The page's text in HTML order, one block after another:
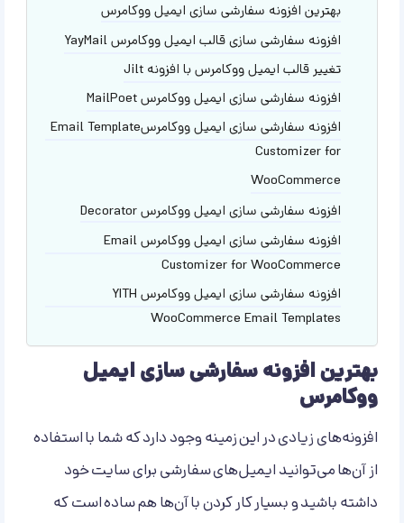
بهترین افزونه سفارشی سازی ایمیل ووکامرس
افزونه سفارشی سازی قالب ایمیل ووکامرس YayMail
تغییر قالب ایمیل ووکامرس با افزونه Jilt
افزونه سفارشی سازی ایمیل ووکامرس MailPoet
افزونه سفارشی سازی ایمیل ووکامرسEmail Template
Customizer for
WooCommerce
افزونه سفارشی سازی ایمیل ووکامرس Decorator
افزونه سفارشی سازی ایمیل ووکامرس Email
Customizer for WooCommerce
افزونه سفارشی سازی ایمیل ووکامرس YITH
WooCommerce Email Templates
بهترین افزونه سفارشی سازی ایمیل
ووکامرس
افزونه‌های زیادی در این زمینه وجود دارد که شما با استفاده
از آن‌ها می‌توانید ایمیل‌های سفارشی برای سایت خود
داشته باشید و بسیار کار کردن با آن‌ها هم ساده است که